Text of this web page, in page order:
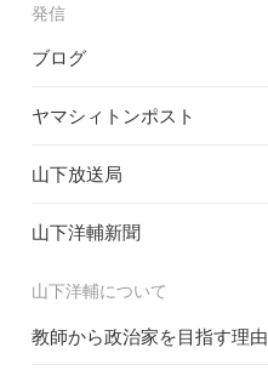
発信
ブログ
ヤマシィトンポスト
山下放送局
山下洋輔新聞
山下洋輔について
教師から政治家を目指す理由